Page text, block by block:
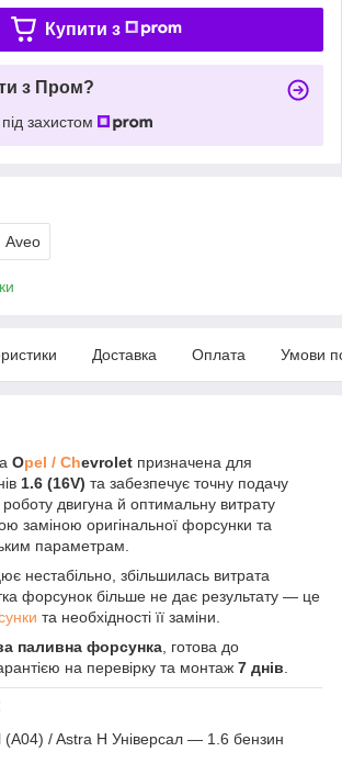
Купити з
з Пром?
захистом
Aveo
Доставка Оплата Умови
Opel / Chevrolet призначена для
1.6 (16V) та забезпечує точну подачу
роботу двигуна й оптимальну витрату
заміною оригінальної форсунки та
параметрам.
нестабільно, збільшилась витрата
форсунок більше не дає результату — це
та необхідності її заміни.
паливна форсунка , готова до
на перевірку та монтаж 7 днів
(A04) / Astra H Універсал — 1.6 бензин